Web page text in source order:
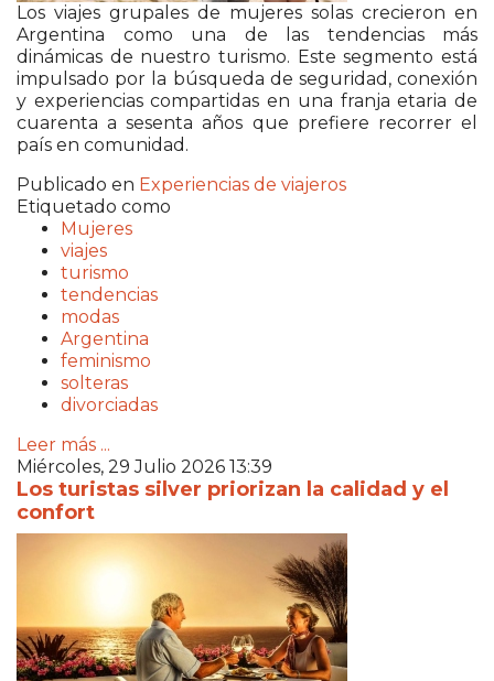
Los viajes grupales de mujeres solas crecieron en
Argentina como una de las tendencias más
dinámicas de nuestro turismo. Este segmento está
impulsado por la búsqueda de seguridad, conexión
y experiencias compartidas en una franja etaria de
cuarenta a sesenta años que prefiere recorrer el
país en comunidad.
Publicado en Experiencias de viajeros
Etiquetado como
Mujeres
viajes
turismo
tendencias
modas
Argentina
feminismo
solteras
divorciadas
Leer más ...
Miércoles, 29 Julio 2026 13:39
Los turistas silver priorizan la calidad y el
confort